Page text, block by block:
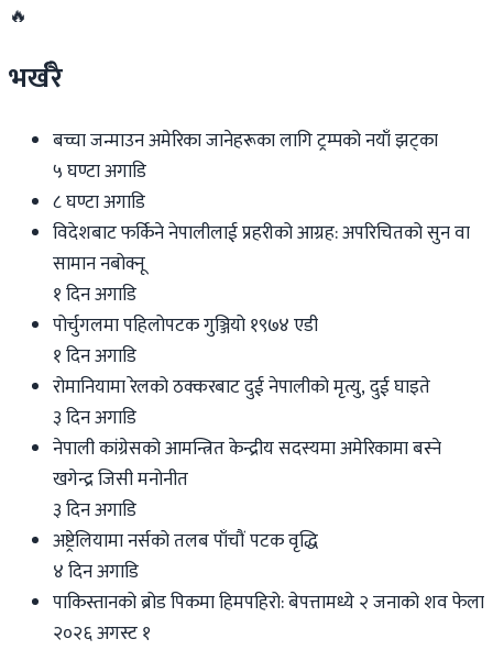
🔥
भर्खरै
बच्चा जन्माउन अमेरिका जानेहरूका लागि ट्रम्पको नयाँ झट्का
५ घण्टा अगाडि
८ घण्टा अगाडि
विदेशबाट फर्किने नेपालीलाई प्रहरीको आग्रह: अपरिचितको सुन वा
सामान नबोक्नू
१ दिन अगाडि
पोर्चुगलमा पहिलोपटक गुञ्जियो १९७४ एडी
१ दिन अगाडि
रोमानियामा रेलको ठक्करबाट दुई नेपालीको मृत्यु, दुई घाइते
३ दिन अगाडि
नेपाली कांग्रेसको आमन्त्रित केन्द्रीय सदस्यमा अमेरिकामा बस्ने
खगेन्द्र जिसी मनोनीत
३ दिन अगाडि
अष्ट्रेलियामा नर्सको तलब पाँचौं पटक वृद्धि
४ दिन अगाडि
पाकिस्तानको ब्रोड पिकमा हिमपहिरो: बेपत्तामध्ये २ जनाको शव फेला
२०२६ अगस्ट १